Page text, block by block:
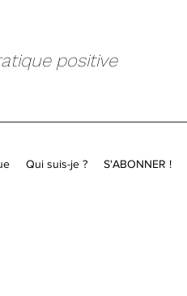
positive
Qui suis-je ? S'ABONNER !